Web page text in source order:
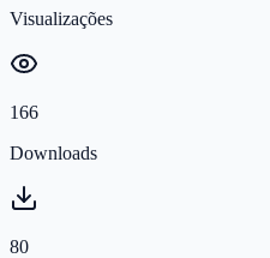
Visualizações
166
Downloads
80